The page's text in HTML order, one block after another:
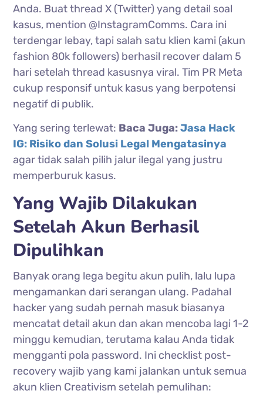
Anda. Buat thread X (Twitter) yang detail soal
kasus, mention @InstagramComms. Cara ini
terdengar lebay, tapi salah satu klien kami (akun
fashion 80k followers) berhasil recover dalam 5
hari setelah thread kasusnya viral. Tim PR Meta
cukup responsif untuk kasus yang berpotensi
negatif di publik.
Yang sering terlewat: Baca Juga:Jasa Hack
IG: Risiko dan Solusi Legal Mengatasinya
agar tidak salah pilih jalur ilegal yang justru
memperburuk kasus.
Yang Wajib Dilakukan
Setelah Akun Berhasil
Dipulihkan
Banyak orang lega begitu akun pulih, lalu lupa
mengamankan dari serangan ulang. Padahal
hacker yang sudah pernah masuk biasanya
mencatat detail akun dan akan mencoba lagi 1-2
minggu kemudian, terutama kalau Anda tidak
mengganti pola password. Ini checklist post-
recovery wajib yang kami jalankan untuk semua
akun klien Creativism setelah pemulihan: